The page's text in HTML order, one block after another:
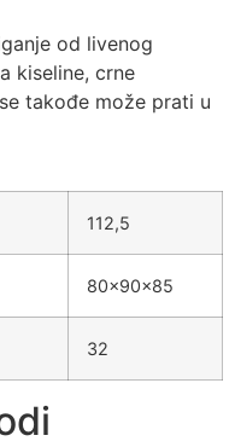
od livenog
kiseline, crne
takođe može prati u
112,5
80x90x85
32